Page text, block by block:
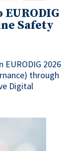
Safety
2026
through
Digital